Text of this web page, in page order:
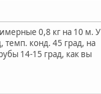
0,8 кг на 10 м. У
темп. конд. 45 град, на
14-15 град, как вы